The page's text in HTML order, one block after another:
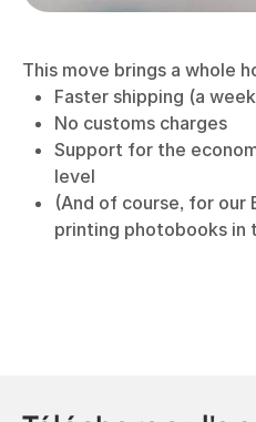
This move brings a whole
Faster shipping (a
No customs charges
Support for the
level
(And of course, for our
printing photobooks in